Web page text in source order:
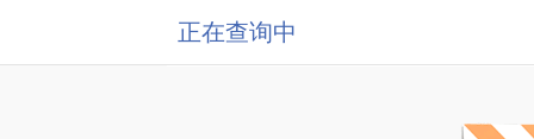
正在查询中